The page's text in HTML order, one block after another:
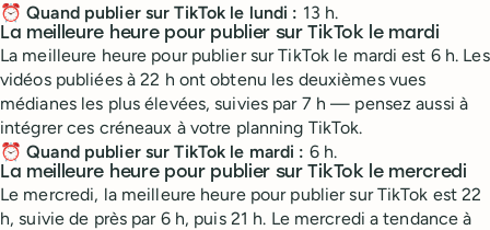
⏰Quand publier sur TikTok le lundi : 13 h.
La meilleure heure pour publier sur TikTok le mardi
La meilleure heure pour publier sur TikTok le mardi est 6 h. Les
vidéos publiées à 22 h ont obtenu les deuxièmes vues
médianes les plus élevées, suivies par 7 h — pensez aussi à
intégrer ces créneaux à votre planning TikTok.
⏰Quand publier sur TikTok le mardi : 6 h.
La meilleure heure pour publier sur TikTok le mercredi
Le mercredi, la meilleure heure pour publier sur TikTok est 22
h, suivie de près par 6 h, puis 21 h. Le mercredi a tendance à